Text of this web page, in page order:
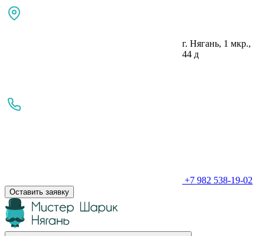
г. Нягань, 1 мкр.,
44 д
+7 982 538-19-02
Оставить заявку